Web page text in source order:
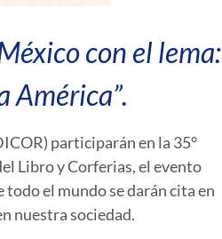
con el lema:
América”.
participarán en la 35°
Libro y Corferias, el evento
el mundo se darán cita en
nuestra sociedad.